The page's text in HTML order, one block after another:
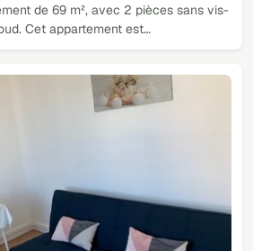
de 69 m², avec 2 pièces sans vis-
Cet appartement est…